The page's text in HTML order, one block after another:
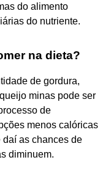
do alimento
do nutriente.
na dieta?
de gordura,
minas pode ser
de
menos calóricas
as chances de
diminuem.